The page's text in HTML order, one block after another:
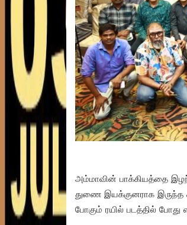
அம்மாவின் பாக்கியத்தை
துணை இயக்குனராக இருந்த
போகும் ரயில் படத்தில்